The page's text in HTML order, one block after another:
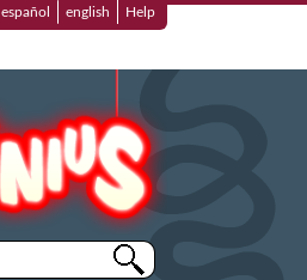
español english Help